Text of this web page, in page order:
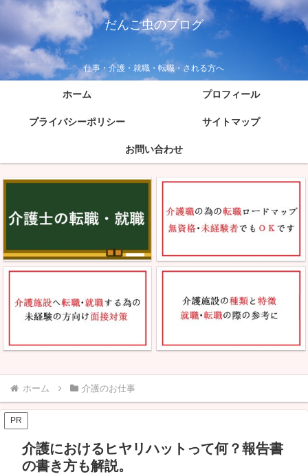
だんご虫のブログ
仕事・介護・就職・転職・される方へ
ホーム プロフィール
プライバシーポリシー サイトマップ
お問い合わせ
ホーム 介護のお仕事
PR
介護におけるヒヤリハットって何？報告書
の書き方も解説。